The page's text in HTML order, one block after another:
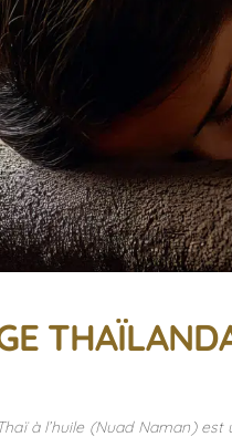
à l’huile (Nuad Naman)